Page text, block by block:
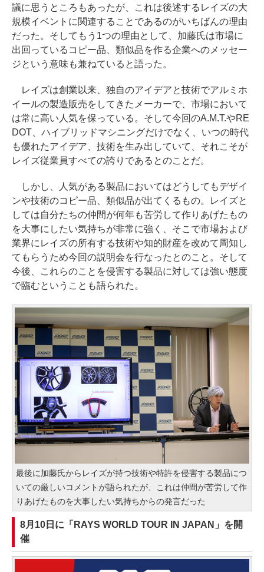
議に思うところもあったが、これは後述するレイズの大
規模イベントに関連することであるのがいちばんの理由
だった。そしてもう1つの理由として、加藤氏は市場に
出回っているコピー品、類似品を作る企業へのメッセー
ジという意味も兼ねていると語った。
レイズは創業以来、独自のアイデアと技術でアルミホ
イールの製造販売をしてきたメーカーで、市場において
は常に高い人気を保っている。そして今回のA.M.T.やRE
DOT、ハイブリッドマシニングだけでなく、いつの時代
も優れたアイデア、技術を生み出していて、それこそが
レイズ従業員すべての誇りであるとのことだ。
しかし、人気がある製品においてはどうしてもデザイ
ンや技術のコピー品、類似品が出てくるもの。レイズと
しては自分たちの仲間が何年も苦労して作りあげたもの
を大事にしたい気持ちが非常に強く、そこで市場および
業界にレイズの所有する技術や知的財産を改めて周知し
てもらうため今回の説明会を行なったとのこと。そして
今後、これらのことを侵害する製品に対しては強い態度
で臨むということも語られた。
最後に加藤氏からレイズが持つ技術や特許を侵害する製品につ
いての厳しいコメントが語られたが、これは仲間が苦労して作
りあげたものを大事したい気持ちからの発言だった
8月10日に「RAYS WORLD TOUR IN JAPAN」を開
催